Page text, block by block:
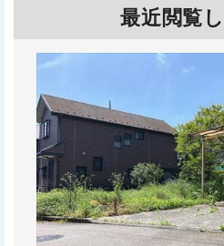
最近閲覧